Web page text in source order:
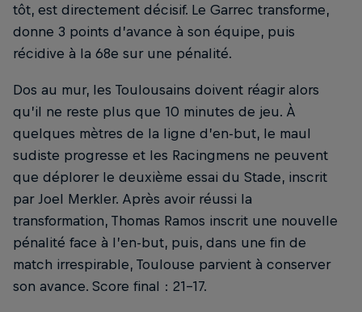
tôt, est directement décisif. Le Garrec transforme,
donne 3 points d’avance à son équipe, puis
récidive à la 68e sur une pénalité.
Dos au mur, les Toulousains doivent réagir alors
qu’il ne reste plus que 10 minutes de jeu. À
quelques mètres de la ligne d’en-but, le maul
sudiste progresse et les Racingmens ne peuvent
que déplorer le deuxième essai du Stade, inscrit
par Joel Merkler. Après avoir réussi la
transformation, Thomas Ramos inscrit une nouvelle
pénalité face à l’en-but, puis, dans une fin de
match irrespirable, Toulouse parvient à conserver
son avance. Score final : 21-17.